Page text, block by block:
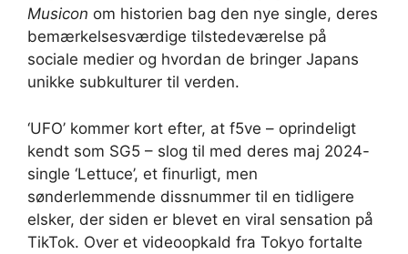
Musicon om historien bag den nye single, deres
bemærkelsesværdige tilstedeværelse på
sociale medier og hvordan de bringer Japans
unikke subkulturer til verden.
‘UFO’ kommer kort efter, at f5ve – oprindeligt
kendt som SG5 – slog til med deres maj 2024-
single ‘Lettuce’, et finurligt, men
sønderlemmende dissnummer til en tidligere
elsker, der siden er blevet en viral sensation på
TikTok. Over et videoopkald fra Tokyo fortalte